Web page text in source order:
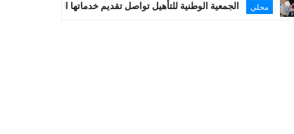
الجمعية الوطنية للتأهيل تواصل تقديم خدماتها العلاجية في غزة